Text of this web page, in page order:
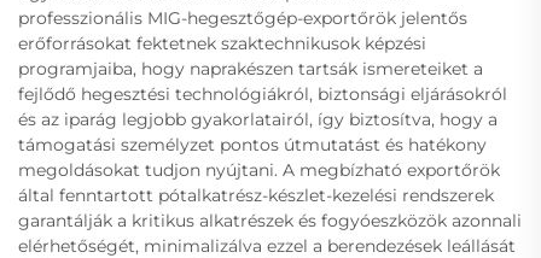
professzionális MIG-hegesztőgép-exportőrök jelentős
erőforrásokat fektetnek szaktechnikusok képzési
programjaiba, hogy naprakészen tartsák ismereteiket a
fejlődő hegesztési technológiákról, biztonsági eljárásokról
és az iparág legjobb gyakorlatairól, így biztosítva, hogy a
támogatási személyzet pontos útmutatást és hatékony
megoldásokat tudjon nyújtani. A megbízható exportőrök
által fenntartott pótalkatrész-készlet-kezelési rendszerek
garantálják a kritikus alkatrészek és fogyóeszközök azonnali
elérhetőségét, minimalizálva ezzel a berendezések leállását